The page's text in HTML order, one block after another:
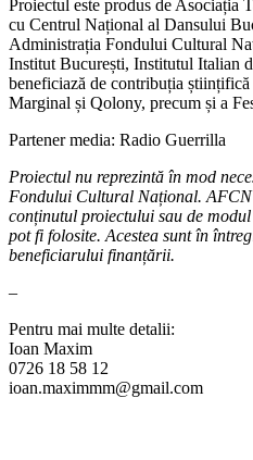
Proiectul este produs de Asociația
cu Centrul Național al Dansului
Administrația Fondului Cultural
Institut București, Institutul Italian
beneficiază de contribuția
Marginal și Qolony, precum și a
Partener media: Radio Guerrilla
Proiectul nu reprezintă în mod
Fondului Cultural Național. AFCN
conținutul proiectului sau de
pot fi folosite. Acestea sunt în
beneficiarului finanțării.
–
Pentru mai multe detalii:
Ioan Maxim
0726 18 58 12
ioan.maximmm@gmail.com